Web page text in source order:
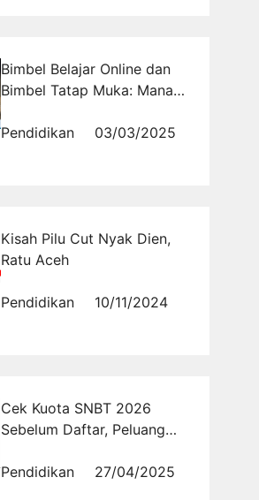
Bimbel Belajar Online dan
Bimbel Tatap Muka: Mana
Pendidikan
03/03/2025
Kisah Pilu Cut Nyak Dien,
Ratu Aceh
Pendidikan 10/11/2024
Cek Kuota SNBT 2026
Sebelum Daftar, Peluang
Pendidikan
27/04/2025